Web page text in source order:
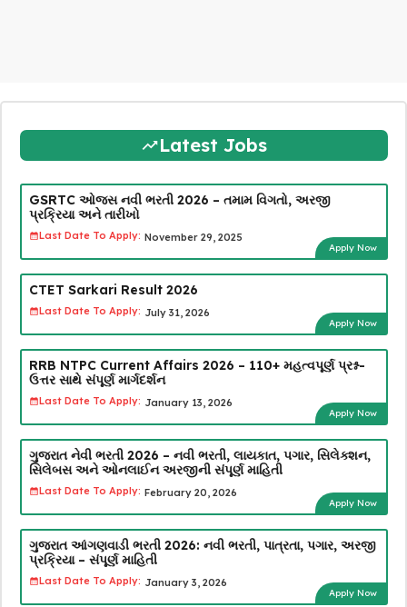
Latest Jobs
GSRTC ઓજસ નવી ભરતી 2026 – તમામ વિગતો, અરજી
પ્રક્રિયા અને તારીખો
Last Date To Apply: November 29, 2025
Apply Now
CTET Sarkari Result 2026
Last Date To Apply: July 31, 2026
Apply Now
RRB NTPC Current Affairs 2026 – 110+ મહત્વપૂર્ણ પ્રશ્ન-
ઉત્તર સાથે સંપૂર્ણ માર્ગદર્શન
Last Date To Apply: January 13, 2026
Apply Now
ગુજરાત નેવી ભરતી 2026 – નવી ભરતી, લાયકાત, પગાર, સિલેક્શન,
સિલેબસ અને ઓનલાઈન અરજીની સંપૂર્ણ માહિતી
Last Date To Apply: February 20, 2026
Apply Now
ગુજરાત આંગણવાડી ભરતી 2026: નવી ભરતી, પાત્રતા, પગાર, અરજી
પ્રક્રિયા – સંપૂર્ણ માહિતી
Last Date To Apply: January 3, 2026
Apply Now